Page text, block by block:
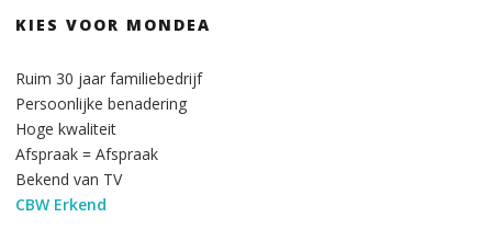
KIES VOOR MONDEA
Ruim 30 jaar familiebedrijf
Persoonlijke benadering
Hoge kwaliteit
Afspraak = Afspraak
Bekend van TV
CBW Erkend